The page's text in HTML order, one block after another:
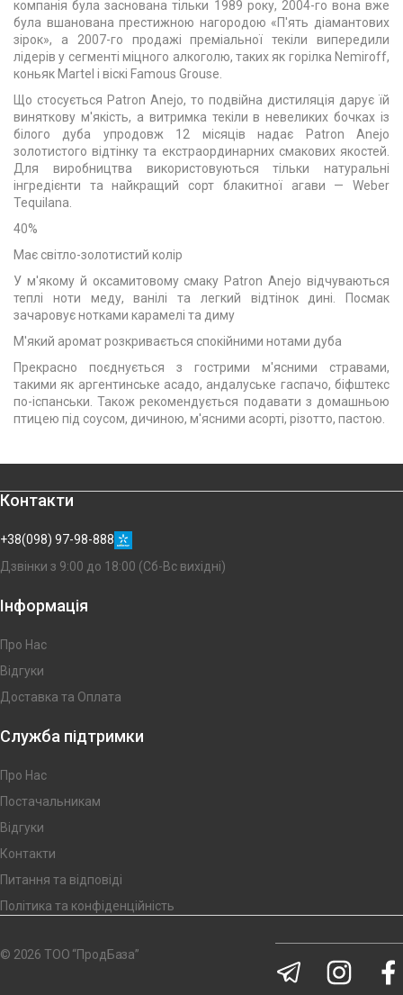
компанія була заснована тільки 1989 року, 2004-го вона вже
була вшанована престижною нагородою «П'ять діамантових
зірок», а 2007-го продажі преміальної текіли випередили
лідерів у сегменті міцного алкоголю, таких як горілка Nemiroff,
коньяк Martel і віскі Famous Grouse.
Що стосується Patron Anejo, то подвійна дистиляція дарує їй
виняткову м'якість, а витримка текіли в невеликих бочках із
білого дуба упродовж 12 місяців надає Patron Anejo
золотистого відтінку та екстраординарних смакових якостей.
Для виробництва використовуються тільки натуральні
інгредієнти та найкращий сорт блакитної агави — Weber
Tequilana.
40%
Має світло-золотистий колір
У м'якому й оксамитовому смаку Patron Anejo відчуваються
теплі ноти меду, ванілі та легкий відтінок дині. Посмак
зачаровує нотками карамелі та диму
М'який аромат розкривається спокійними нотами дуба
Прекрасно поєднується з гострими м'ясними стравами,
такими як аргентинське асадо, андалуське гаспачо, біфштекс
по-іспанськи. Також рекомендується подавати з домашньою
птицею під соусом, дичиною, м'ясними асорті, різотто, пастою.
Контакти
+38(098) 97-98-888
Дзвінки з 9:00 до 18:00 (Сб-Вс вихідні)
Інформація
Про Нас
Відгуки
Доставка та Оплата
Служба підтримки
Про Нас
Постачальникам
Відгуки
Контакти
Питання та відповіді
Політика та конфіденційність
© 2026 ТОО “ПродБаза”